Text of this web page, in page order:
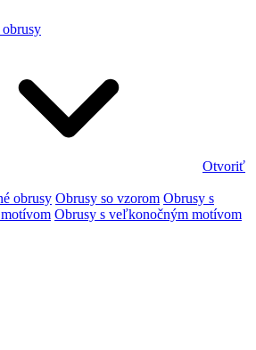
Otvoriť
obrusy Obrusy so vzorom Obrusy s
Obrusy s veľkonočným motívom